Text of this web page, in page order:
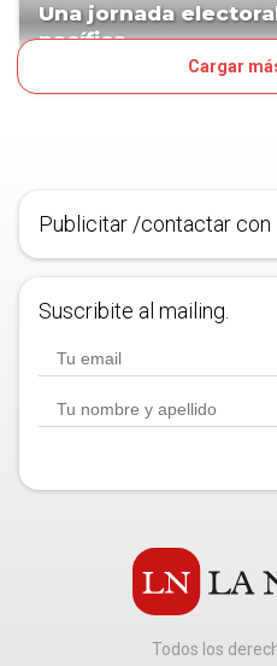
Una jornada
pacífica
Cargar
Publicitar /contactar con
Suscribite al mailing.
Todos los